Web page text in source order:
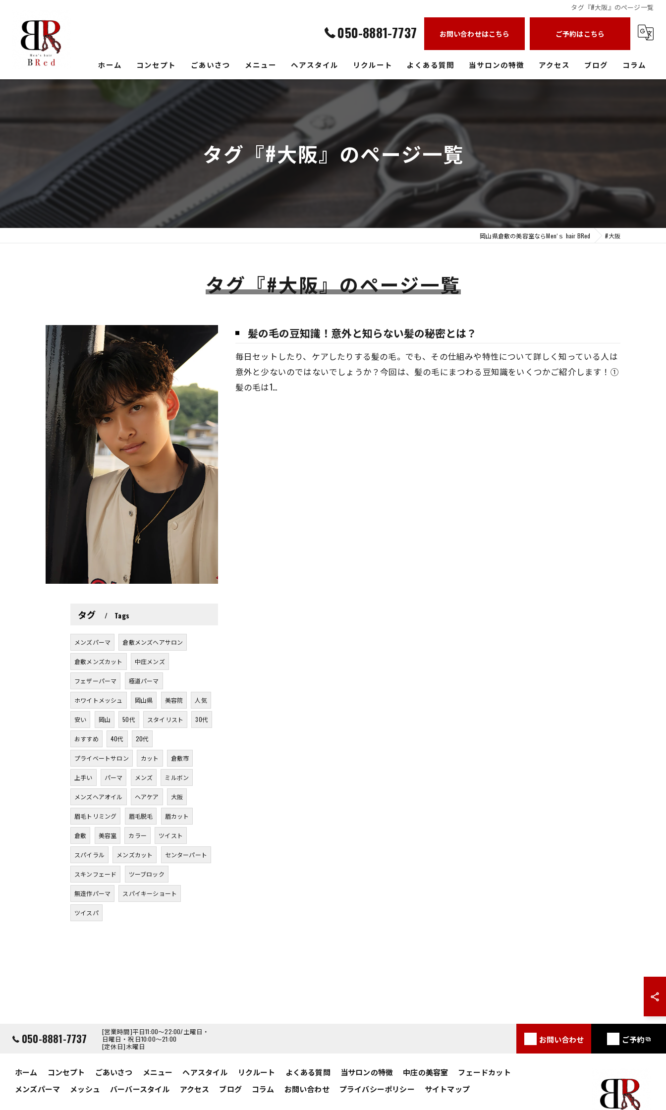
タグ『#大阪』のページ一覧
050-8881-7737 お問い合わせはこちら ご予約はこちら
ホーム コンセプト ごあいさつ メニュー ヘアスタイル リクルート よくある質問 当サロンの特徴
メッシュ
バーバースタイル
アクセス ブログ コラム
タグ『#大阪』のページ一覧
岡山県倉敷の美容室ならMen‘ｓ hair BRed #大阪
タグ『#大阪』のページ一覧
髪の毛の豆知識！意外と知らない髪の秘密とは？
毎日セットしたり、ケアしたりする髪の毛。でも、その仕組みや特性について詳しく知っている人は
意外と少ないのではないでしょうか？今回は、髪の毛にまつわる豆知識をいくつかご紹介します！①
髪の毛は1…
タグ Tags
メンズパーマ 倉敷メンズヘアサロン
倉敷メンズカット 中庄メンズ
フェザーパーマ 極道パーマ
ホワイトメッシュ 岡山県 美容院 人気
安い 岡山 50代 スタイリスト 30代
おすすめ 40代 20代
プライベートサロン カット 倉敷市
上手い パーマ メンズ ミルボン
メンズヘアオイル ヘアケア 大阪
眉毛トリミング 眉毛脱毛 眉カット
倉敷 美容室 カラー ツイスト
スパイラル メンズカット センターパート
スキンフェード ツーブロック
無造作パーマ スパイキーショート
ツイスパ
050-8881-7737 [営業時間]平日11:00～22:00/土曜日・
日曜日・祝日10:00～21:00
[定休日]木曜日
お問い合わせ ご予約
ホーム コンセプト ごあいさつ メニュー ヘアスタイル リクルート よくある質問 当サロンの特徴 中庄の美容室
フェードカット
メンズパーマ
メッシュ バーバースタイル アクセス ブログ コラム お問い合わせ プライバシーポリシー サイトマップ